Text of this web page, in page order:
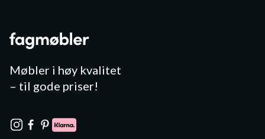
Møbler i høy kvalitet
– til gode priser!